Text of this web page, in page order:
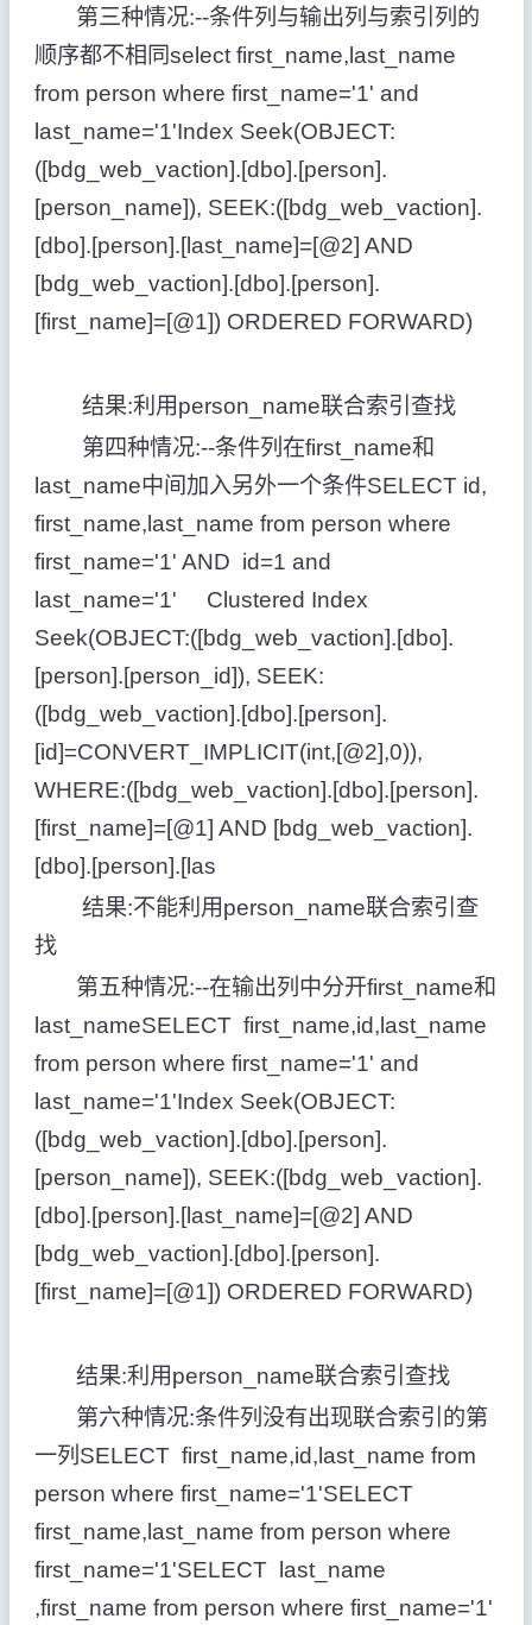
第三种情况:--条件列与输出列与索引列的
顺序都不相同select first_name,last_name
from person where first_name='1' and
last_name='1'Index Seek(OBJECT:
([bdg_web_vaction].[dbo].[person].
[person_name]), SEEK:([bdg_web_vaction].
[dbo].[person].[last_name]=[@2] AND
[bdg_web_vaction].[dbo].[person].
[first_name]=[@1]) ORDERED FORWARD)
结果:利用person_name联合索引查找
第四种情况:--条件列在first_name和
last_name中间加入另外一个条件SELECT id,
first_name,last_name from person where
first_name='1' AND id=1 and
last_name='1' Clustered Index
Seek(OBJECT:([bdg_web_vaction].[dbo].
[person].[person_id]), SEEK:
([bdg_web_vaction].[dbo].[person].
[id]=CONVERT_IMPLICIT(int,[@2],0)),
WHERE:([bdg_web_vaction].[dbo].[person].
[first_name]=[@1] AND [bdg_web_vaction].
[dbo].[person].[las
结果:不能利用person_name联合索引查
找
第五种情况:--在输出列中分开first_name和
last_nameSELECT first_name,id,last_name
from person where first_name='1' and
last_name='1'Index Seek(OBJECT:
([bdg_web_vaction].[dbo].[person].
[person_name]), SEEK:([bdg_web_vaction].
[dbo].[person].[last_name]=[@2] AND
[bdg_web_vaction].[dbo].[person].
[first_name]=[@1]) ORDERED FORWARD)
结果:利用person_name联合索引查找
第六种情况:条件列没有出现联合索引的第
一列SELECT first_name,id,last_name from
person where first_name='1'SELECT
first_name,last_name from person where
first_name='1'SELECT last_name
,first_name from person where first_name='1'